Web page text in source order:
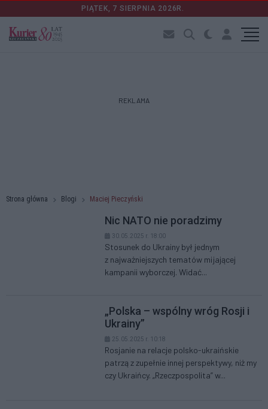
PIĄTEK, 7 SIERPNIA 2026R.
REKLAMA
Strona główna Blogi Maciej Pieczyński
Nic NATO nie poradzimy
30.05.2025 r. 18:00
Stosunek do Ukrainy był jednym
z najważniejszych tematów mijającej
kampanii wyborczej. Widać...
„Polska – wspólny wróg Rosji i
Ukrainy”
25.05.2025 r. 10:18
Rosjanie na relacje polsko-ukraińskie
patrzą z zupełnie innej perspektywy, niż my
czy Ukraińcy. „Rzeczpospolita” w...